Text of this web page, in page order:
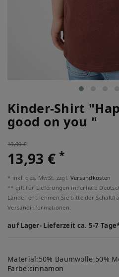
Kinder-Shirt
good on you "
19,90 €
13,93 €*
* inkl. ges. MwSt. zzgl. Versandkosten
** gilt für Lieferungen innerhalb
Länder entnehmen Sie bitte der
Versandinformationen.
auf Lager- Lieferzeit ca. 5-7
Material:50% Baumwolle,50%
Farbe:cinnamon